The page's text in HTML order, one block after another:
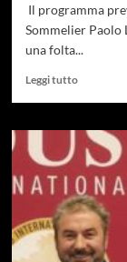
Il programma
Sommelier Paolo
una folta...
Leggi tuttoLeggi
su
A
“Abruzzo
terra
di
eccellenze
enologiche”